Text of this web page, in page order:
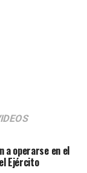
a operarse en el
Ejército